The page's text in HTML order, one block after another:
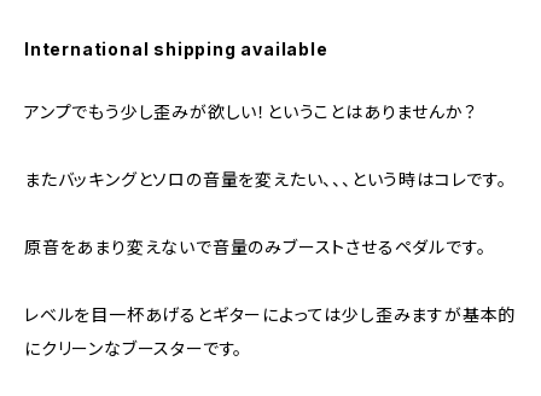
International shipping available
アンプでもう少し歪みが欲しい！ということはありませんか？
またバッキングとソロの音量を変えたい、、、という時はコレです。
原音をあまり変えないで音量のみブーストさせるペダルです。
レベルを目一杯あげるとギターによっては少し歪みますが基本的
にクリーンなブースターです。